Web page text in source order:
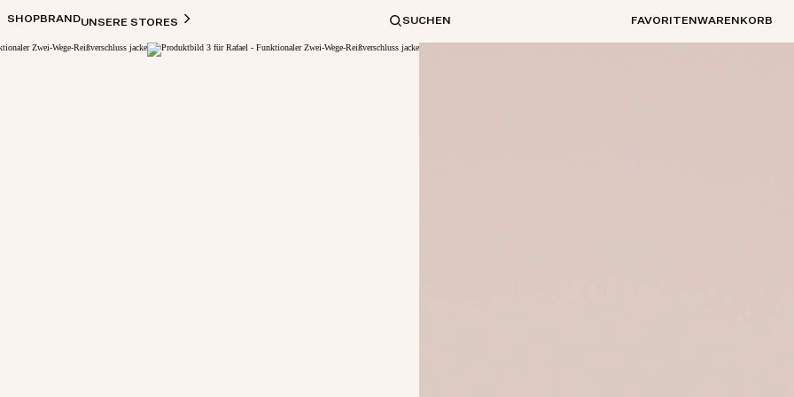
SHOPBRANDUNSERE STORES SUCHEN FAVORITEN WARENKORB